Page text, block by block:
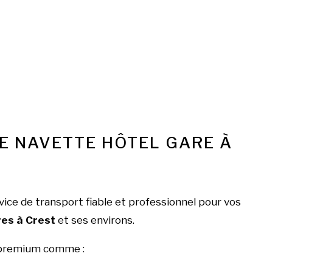
NAVETTE HÔTEL GARE À
de transport fiable et professionnel pour vos
à Crest et ses environs.
comme :